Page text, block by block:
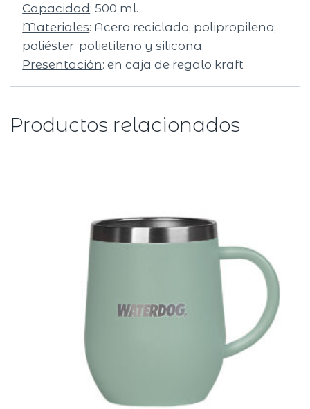
Capacidad : 500 ml.
Materiales: Acero reciclado, polipropileno,
poliéster, polietileno y silicona.
Presentación: en caja de regalo kraft
Productos relacionados